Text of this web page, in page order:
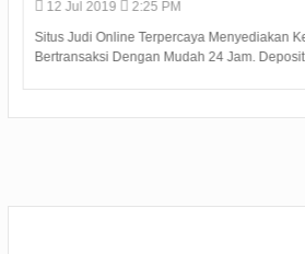
12 Jul 2019
2:25 PM
Situs Judi Online Terpercaya Menyediakan
Bertransaksi Dengan Mudah 24 Jam. Deposit